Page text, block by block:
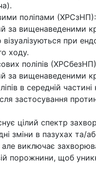
поліпами
за вищенаведеними
візуалізуються при
ходу.
поліпів
за вищенаведеними
в середній частині
застосування
цілий спектр
зміни в пазухах та/
але виключає
порожнини, щоб